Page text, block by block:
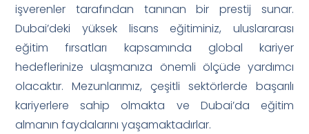
işverenler tarafından tanınan bir prestij sunar.
Dubai’deki yüksek lisans eğitiminiz, uluslararası
eğitim fırsatları kapsamında global kariyer
hedeflerinize ulaşmanıza önemli ölçüde yardımcı
olacaktır. Mezunlarımız, çeşitli sektörlerde başarılı
kariyerlere sahip olmakta ve Dubai’da eğitim
almanın faydalarını yaşamaktadırlar.